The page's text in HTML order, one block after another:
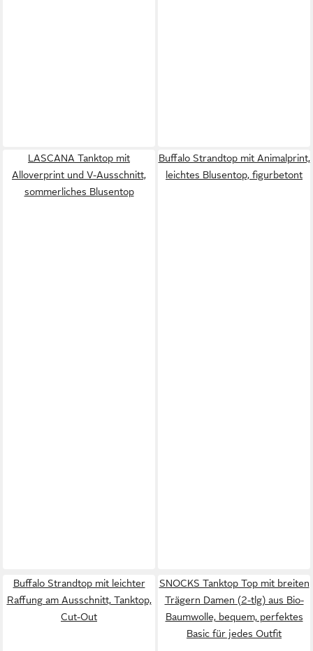
LASCANA Tanktop mit
Alloverprint und V-Ausschnitt,
sommerliches Blusentop
Buffalo Strandtop mit Animalprint,
leichtes Blusentop, figurbetont
Buffalo Strandtop mit leichter
Raffung am Ausschnitt, Tanktop,
Cut-Out
SNOCKS Tanktop Top mit breiten
Trägern Damen (2-tlg) aus Bio-
Baumwolle, bequem, perfektes
Basic für jedes Outfit